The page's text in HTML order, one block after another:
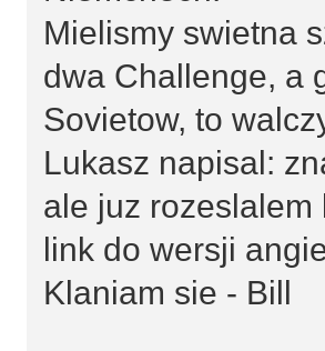
Mielismy swietna
dwa Challenge, a
Sovietow, to
Lukasz napisal:
ale juz rozeslalem
link do wersji
Klaniam sie - Bill